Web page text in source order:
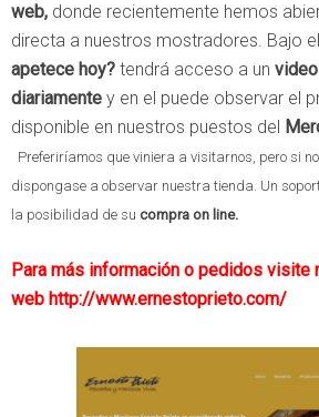
web, donde recientemente hemos
directa a nuestros mostradores. Bajo
apetece hoy? tendrá acceso a un
diariamente y en el puede observar el
disponible en nuestros puestos del
Preferiríamos que viniera a visitarnos, pero si
dispongase a observar nuestra tienda. Un
la posibilidad de su compra on line.
Para más información o pedidos visite
web http://www.ernestoprieto.com/